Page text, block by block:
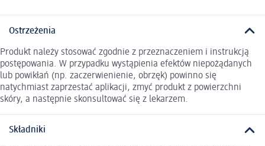
Ostrzeżenia
Produkt należy stosować zgodnie z przeznaczeniem i instrukcją
postępowania. W przypadku wystąpienia efektów niepożądanych
lub powikłań (np. zaczerwienienie, obrzęk) powinno się
natychmiast zaprzestać aplikacji, zmyć produkt z powierzchni
skóry, a następnie skonsultować się z lekarzem.
Składniki